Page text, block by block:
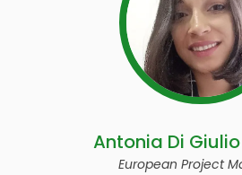
Antonia Di
European Project